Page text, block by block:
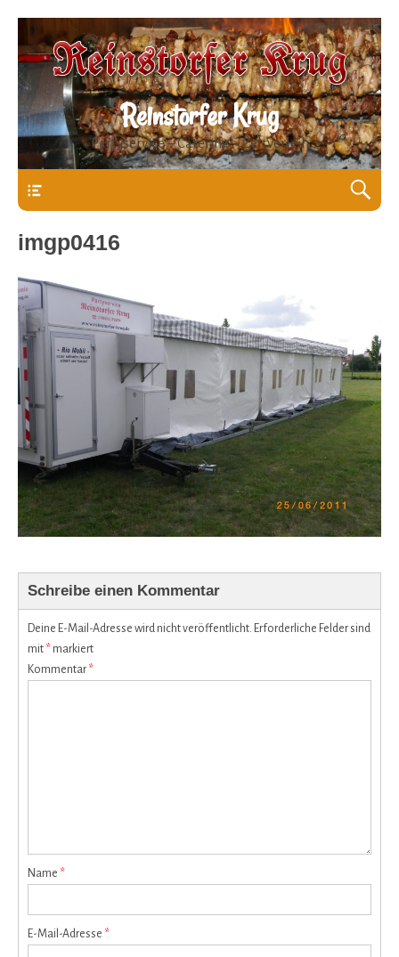
Reinstorfer Krug
Partyservice – Catering – Zeltverleih
imgp0416
Schreibe einen Kommentar
Deine E-Mail-Adresse wird nicht veröffentlicht. Erforderliche Felder sind
mit * markiert
Kommentar*
Name *
E-Mail-Adresse *